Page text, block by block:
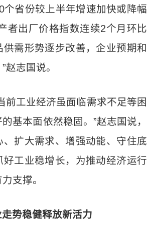
个省份较上半年增速加快或降幅
者出厂价格指数连续2个月环比
供需形势逐步改善，企业预期和
赵志国说。
前工业经济虽面临需求不足等困
基本面依然稳固。”赵志国说，
、扩大需求、增强动能、守住底
好工业稳增长，为推动经济运行
支撑。
势稳健释放新活力